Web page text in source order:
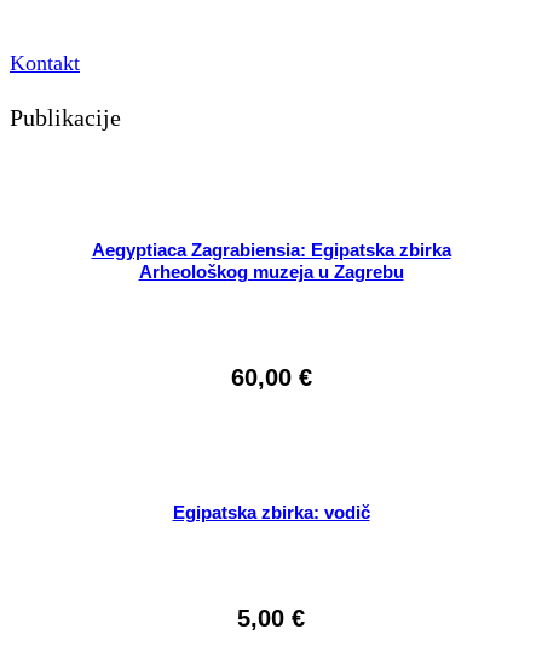
Kontakt
Publikacije
Aegyptiaca Zagrabiensia: Egipatska zbirka
Arheološkog muzeja u Zagrebu
60,00 €
Egipatska zbirka: vodič
5,00 €